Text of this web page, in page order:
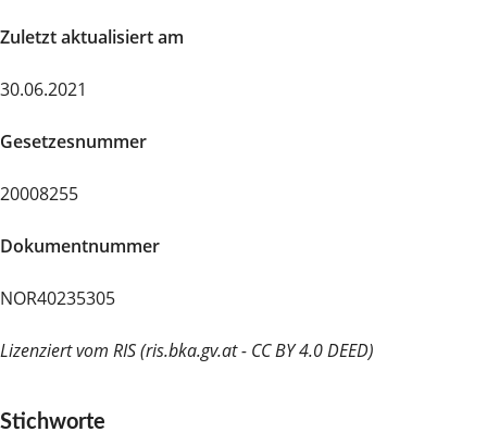
Zuletzt aktualisiert am
30.06.2021
Gesetzesnummer
20008255
Dokumentnummer
NOR40235305
Lizenziert vom RIS (ris.bka.gv.at - CC BY 4.0 DEED)
Stichworte